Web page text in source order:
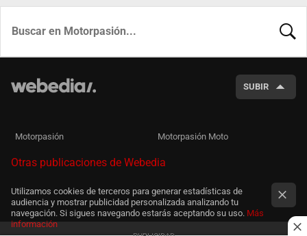
SUBIR
Motorpasión Motorpasión Moto
Otras publicaciones de Webedia
Utilizamos cookies de terceros para generar estadísticas de
audiencia y mostrar publicidad personalizada analizando tu
navegación. Si sigues navegando estarás aceptando su uso. Más
información